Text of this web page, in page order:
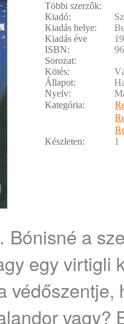
Többi szerzők:
Kiadó:
Kiadás helye:
Kiadás éve
ISBN:
Sorozat:
Kötés:
Állapot:
Nyelv:
Kategória:
Készleten:
1
a
egy virtigli
védőszentje,
vagy?